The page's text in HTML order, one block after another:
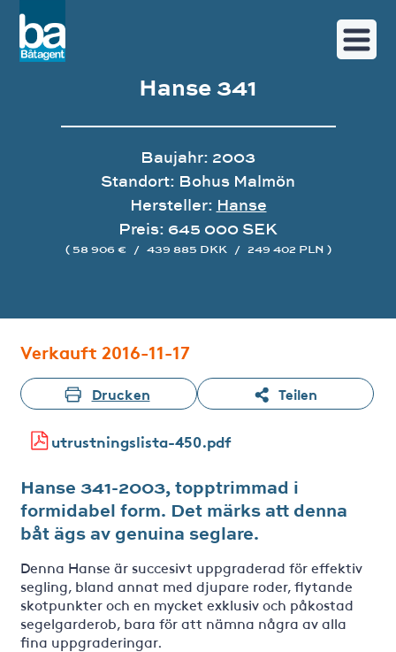
Hanse 341
Baujahr: 2003
Standort: Bohus Malmön
Hersteller: Hanse
Preis: 645 000 SEK
( 58 906 € / 439 885 DKK / 249 402 PLN )
Verkauft 2016-11-17
Drucken Teilen
utrustningslista-450.pdf
Hanse 341-2003, topptrimmad i
formidabel form. Det märks att denna
båt ägs av genuina seglare.
Denna Hanse är succesivt uppgraderad för effektiv
segling, bland annat med djupare roder, flytande
skotpunkter och en mycket exklusiv och påkostad
segelgarderob, bara för att nämna några av alla
fina uppgraderingar.